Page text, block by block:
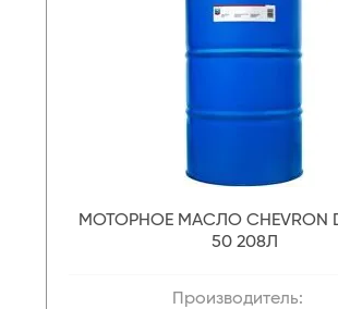
МОТОРНОЕ МАСЛО CHEVRON
50 208Л
Производитель: